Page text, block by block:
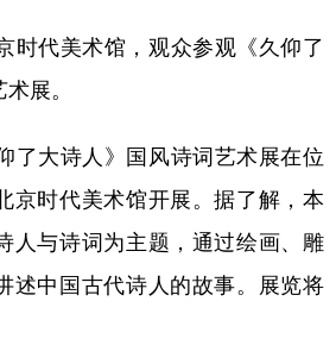
代美术馆，观众参观《久仰了
展。
大诗人》国风诗词艺术展在位
京时代美术馆开展。据了解，本
人与诗词为主题，通过绘画、雕
述中国古代诗人的故事。展览将